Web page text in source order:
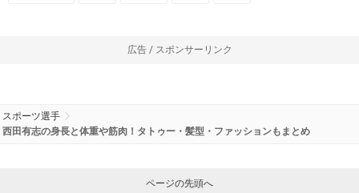
広告 / スポンサーリンク
スポーツ選手
西田有志の身長と体重や筋肉！タトゥー・髪型・ファッションもまとめ
ページの先頭へ